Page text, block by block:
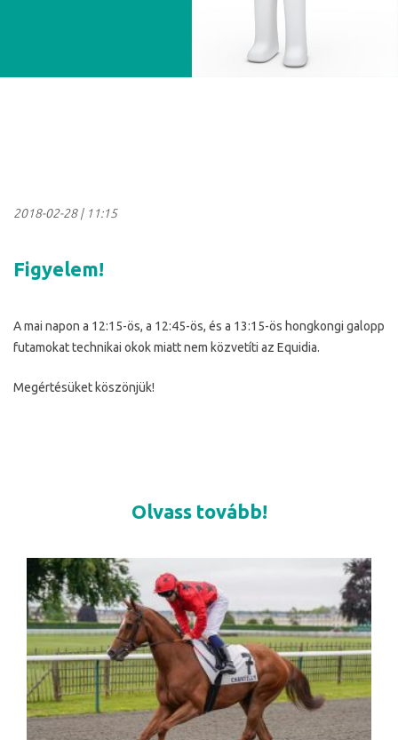
2018-02-28| 11:15
Figyelem!
A mai napon a 12:15-ös, a 12:45-ös, és a 13:15-ös hongkongi galopp
futamokat technikai okok miatt nem közvetíti az Equidia.
Megértésüket köszönjük!
Olvass tovább!